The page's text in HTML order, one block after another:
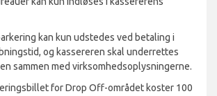
kan kun udstedes ved betaling i
og kassereren skal underrettes
sammen med virksomhedsoplysningerne.
for Drop Off-området koster 100